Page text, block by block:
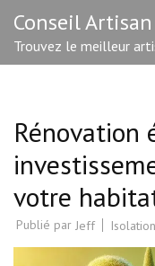
contenu
(Pressez
Conseil Artisan
Trouvez le meilleur
Rénovation
votre
Publié par Jeff Isolation